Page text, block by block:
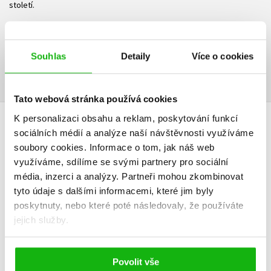
Souhlas Detaily Více o cookies
Tato webová stránka používá cookies
K personalizaci obsahu a reklam, poskytování funkcí
sociálních médií a analýze naší návštěvnosti využíváme
soubory cookies. Informace o tom, jak náš web
využíváme, sdílíme se svými partnery pro sociální
média, inzerci a analýzy. Partneři mohou zkombinovat
tyto údaje s dalšími informacemi, které jim byly
poskytnuty, nebo které poté následovaly, že používáte
jejich služby.
Povolit vše
století.
Ukázka.pdf
HODNOCENÍ ČTENÁŘŮ
V současné době nejsou vytvořena žádná uživatelská hodnocení.
Vaše hodnocení
Uživatelskou recenzi mohou vkládat pouze registrovaní uživatelé